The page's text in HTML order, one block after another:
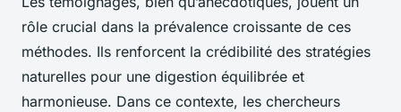
rôle crucial dans la prévalence croissante de ces
méthodes. Ils renforcent la crédibilité des stratégies
naturelles pour une digestion équilibrée et
harmonieuse. Dans ce contexte, les chercheurs